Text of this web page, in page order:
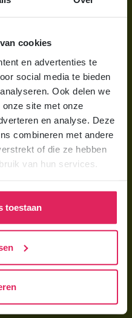
cookies
en advertenties te
social media te bieden
Ook delen we
site met onze
en analyse. Deze
combineren met andere
of die ze hebben
van hun services.
toestaan